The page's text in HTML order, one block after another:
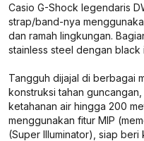
Casio G-Shock legendaris
strap/band-nya
dan ramah lingkungan.
stainless steel dengan black
Tangguh dijajal di berbagai
konstruksi tahan
ketahanan air hingga 200
menggunakan fitur MIP
(Super Illuminator), siap